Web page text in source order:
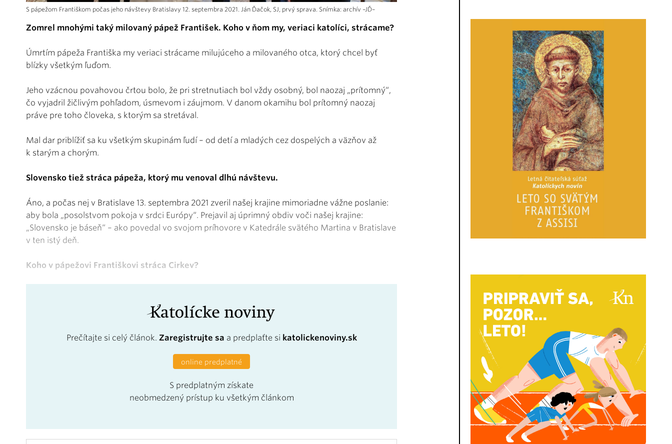
S pápežom Františkom počas jeho návštevy Bratislavy 12. septembra 2021. Ján Ďačok, SJ, prvý sprava. Snímka: archív –JĎ–
Zomrel mnohými taký milovaný pápež František. Koho v ňom my, veriaci katolíci, strácame?
Úmrtím pápeža Františka my veriaci strácame milujúceho a milovaného otca, ktorý chcel byť
blízky všetkým ľuďom.
Jeho vzácnou povahovou črtou bolo, že pri stretnutiach bol vždy osobný, bol naozaj „prítomný“,
čo vyjadril žičlivým pohľadom, úsmevom i záujmom. V danom okamihu bol prítomný naozaj
práve pre toho človeka, s ktorým sa stretával.
Mal dar priblížiť sa ku všetkým skupinám ľudí – od detí a mladých cez dospelých a väzňov až
k starým a chorým.
Slovensko tiež stráca pápeža, ktorý mu venoval dlhú návštevu.
Áno, a počas nej v Bratislave 13. septembra 2021 zveril našej krajine mimoriadne vážne poslanie:
aby bola „posolstvom pokoja v srdci Európy“. Prejavil aj úprimný obdiv voči našej krajine:
„Slovensko je báseň“ – ako povedal vo svojom príhovore v Katedrále svätého Martina v Bratislave
v ten istý deň.
Koho v pápežovi Františkovi stráca Cirkev?
Prečítajte si celý článok. Zaregistrujte sa a predplaťte si katolickenoviny.sk
online predplatné
S predplatným získate
neobmedzený prístup ku všetkým článkom